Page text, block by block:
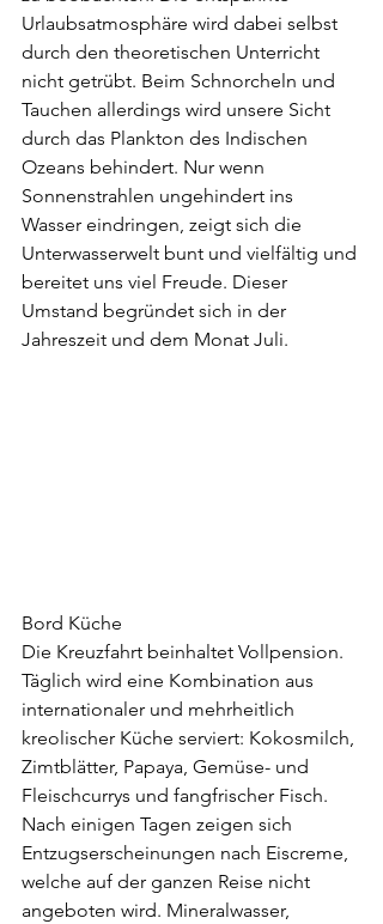
Urlaubsatmosphäre wird dabei selbst
durch den theoretischen Unterricht
nicht getrübt. Beim Schnorcheln und
Tauchen allerdings wird unsere Sicht
durch das Plankton des Indischen
Ozeans behindert. Nur wenn
Sonnenstrahlen ungehindert ins
Wasser eindringen, zeigt sich die
Unterwasserwelt bunt und vielfältig und
bereitet uns viel Freude. Dieser
Umstand begründet sich in der
Jahreszeit und dem Monat Juli.
Bord Küche
Die Kreuzfahrt beinhaltet Vollpension.
Täglich wird eine Kombination aus
internationaler und mehrheitlich
kreolischer Küche serviert: Kokosmilch,
Zimtblätter, Papaya, Gemüse- und
Fleischcurrys und fangfrischer Fisch.
Nach einigen Tagen zeigen sich
Entzugserscheinungen nach Eiscreme,
welche auf der ganzen Reise nicht
angeboten wird. Mineralwasser,